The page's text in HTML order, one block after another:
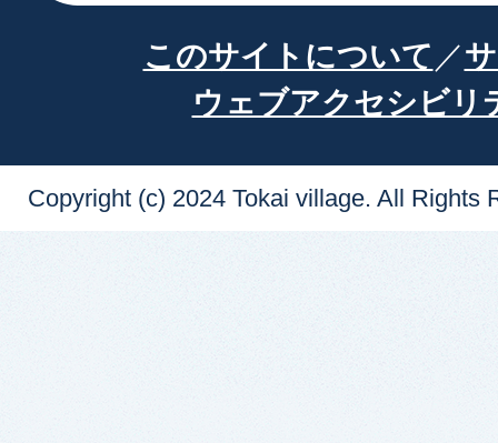
このサイトについて
ウェブアクセシビリ
Copyright (c) 2024 Tokai village. All Rights